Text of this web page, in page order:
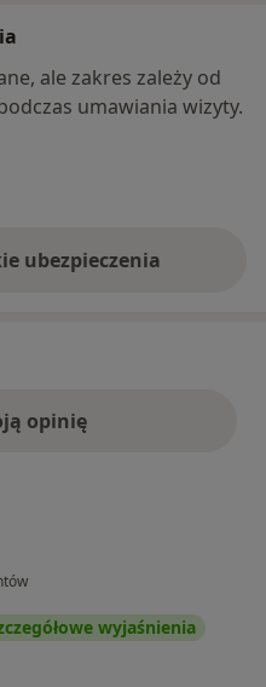
ale zakres zależy od
umawiania wizyty.
ubezpieczenia
opinię
wyjaśnienia